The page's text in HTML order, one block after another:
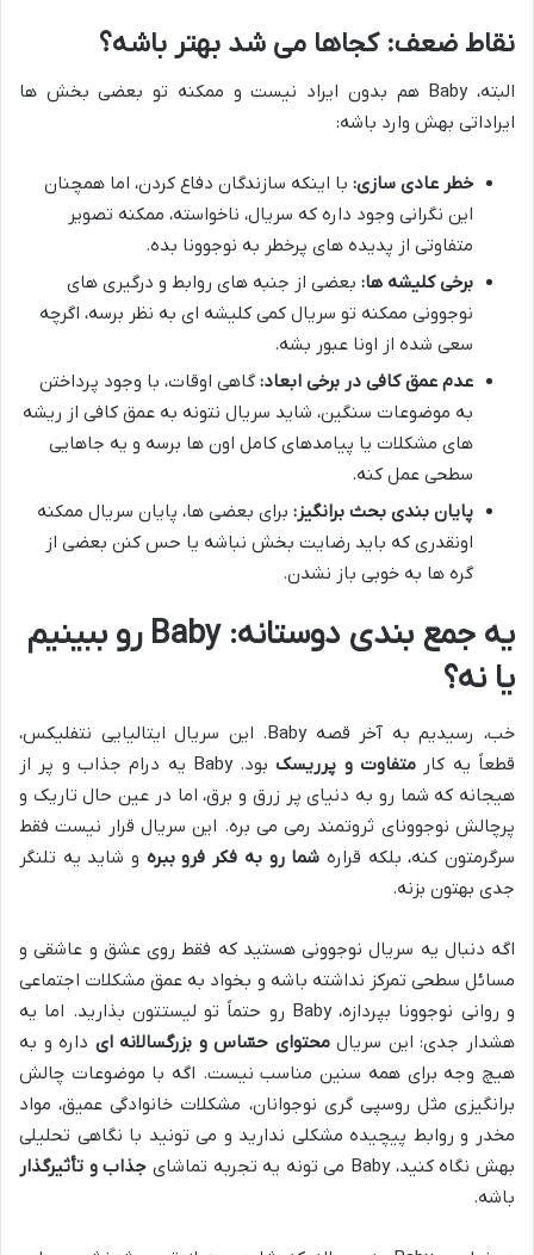
نقاط ضعف: کجاها می شد بهتر باشه؟
البته، Baby هم بدون ایراد نیست و ممکنه تو بعضی بخش ها
ایراداتی بهش وارد باشه:
خطر عادی سازی: با اینکه سازندگان دفاع کردن، اما همچنان
این نگرانی وجود داره که سریال، ناخواسته، ممکنه تصویر
متفاوتی از پدیده های پرخطر به نوجوونا بده.
برخی کلیشه ها: بعضی از جنبه های روابط و درگیری های
نوجوونی ممکنه تو سریال کمی کلیشه ای به نظر برسه، اگرچه
سعی شده از اونا عبور بشه.
عدم عمق کافی در برخی ابعاد: گاهی اوقات، با وجود پرداختن
به موضوعات سنگین، شاید سریال نتونه به عمق کافی از ریشه
های مشکلات یا پیامدهای کامل اون ها برسه و یه جاهایی
سطحی عمل کنه.
پایان بندی بحث برانگیز: برای بعضی ها، پایان سریال ممکنه
اونقدری که باید رضایت بخش نباشه یا حس کنن بعضی از
گره ها به خوبی باز نشدن.
یه جمع بندی دوستانه: Baby رو ببینیم
یا نه؟
خب، رسیدیم به آخر قصه Baby. این سریال ایتالیایی نتفلیکس،
قطعاً یه کار متفاوت و پرریسک
بود. Baby یه درام جذاب و پر از
هیجانه که شما رو به دنیای پر زرق و برق، اما در عین حال تاریک و
پرچالش نوجوونای ثروتمند رمی می بره. این سریال قرار نیست فقط
سرگرمتون کنه، بلکه قراره شما رو به فکر فرو ببره و شاید یه تلنگر
جدی بهتون بزنه.
اگه دنبال یه سریال نوجوونی هستید که فقط روی عشق و عاشقی و
مسائل سطحی تمرکز نداشته باشه و بخواد به عمق مشکلات اجتماعی
و روانی نوجوونا بپردازه، Baby رو حتماً تو لیستتون بذارید. اما یه
هشدار جدی: این سریالمحتوای حسّاس و بزرگسالانه ای داره و به
هیچ وجه برای همه سنین مناسب نیست. اگه با موضوعات چالش
برانگیزی مثل روسپی گری نوجوانان، مشکلات خانوادگی عمیق، مواد
مخدر و روابط پیچیده مشکلی ندارید و می تونید با نگاهی تحلیلی
بهش نگاه کنید، Baby می تونه یه تجربه تماشای
جذاب و تأثیرگذار
باشه.